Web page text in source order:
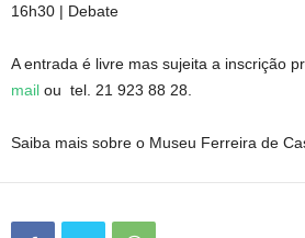
16h30 | Debate
A entrada é livre mas sujeita a inscrição
mail ou tel. 21 923 88 28.
Saiba mais sobre o Museu Ferreira de